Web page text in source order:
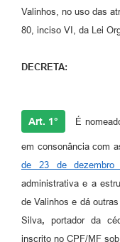
Contas Públicas
Serviços Online
Telefones Úteis
A Prefeitura
Enquete
Valinhos, no uso das
80, inciso VI, da Lei
DECRETA:
Art. 1° É
em consonância com
de 23 de dezembro
administrativa e a
de Valinhos e dá
Silva,portador da
inscrito no CPF/MF